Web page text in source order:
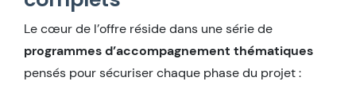
Le cœur de l’offre réside dans une série de
programmes d’accompagnement thématiques
pensés pour sécuriser chaque phase du projet :